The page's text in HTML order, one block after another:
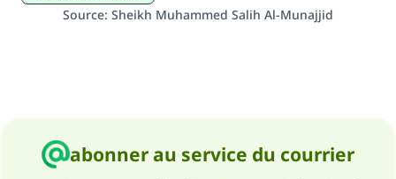
Source: Sheikh Muhammed Salih Al-Munajjid
abonner au service du courrier